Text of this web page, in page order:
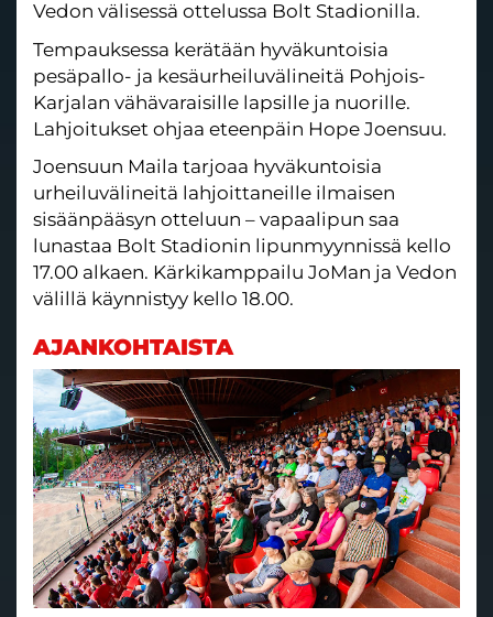
Vedon välisessä ottelussa Bolt Stadionilla.
Tempauksessa kerätään hyväkuntoisia
pesäpallo- ja kesäurheiluvälineitä Pohjois-
Karjalan vähävaraisille lapsille ja nuorille.
Lahjoitukset ohjaa eteenpäin Hope Joensuu.
Joensuun Maila tarjoaa hyväkuntoisia
urheiluvälineitä lahjoittaneille ilmaisen
sisäänpääsyn otteluun – vapaalipun saa
lunastaa Bolt Stadionin lipunmyynnissä kello
17.00 alkaen. Kärkikamppailu JoMan ja Vedon
välillä käynnistyy kello 18.00.
AJANKOHTAISTA